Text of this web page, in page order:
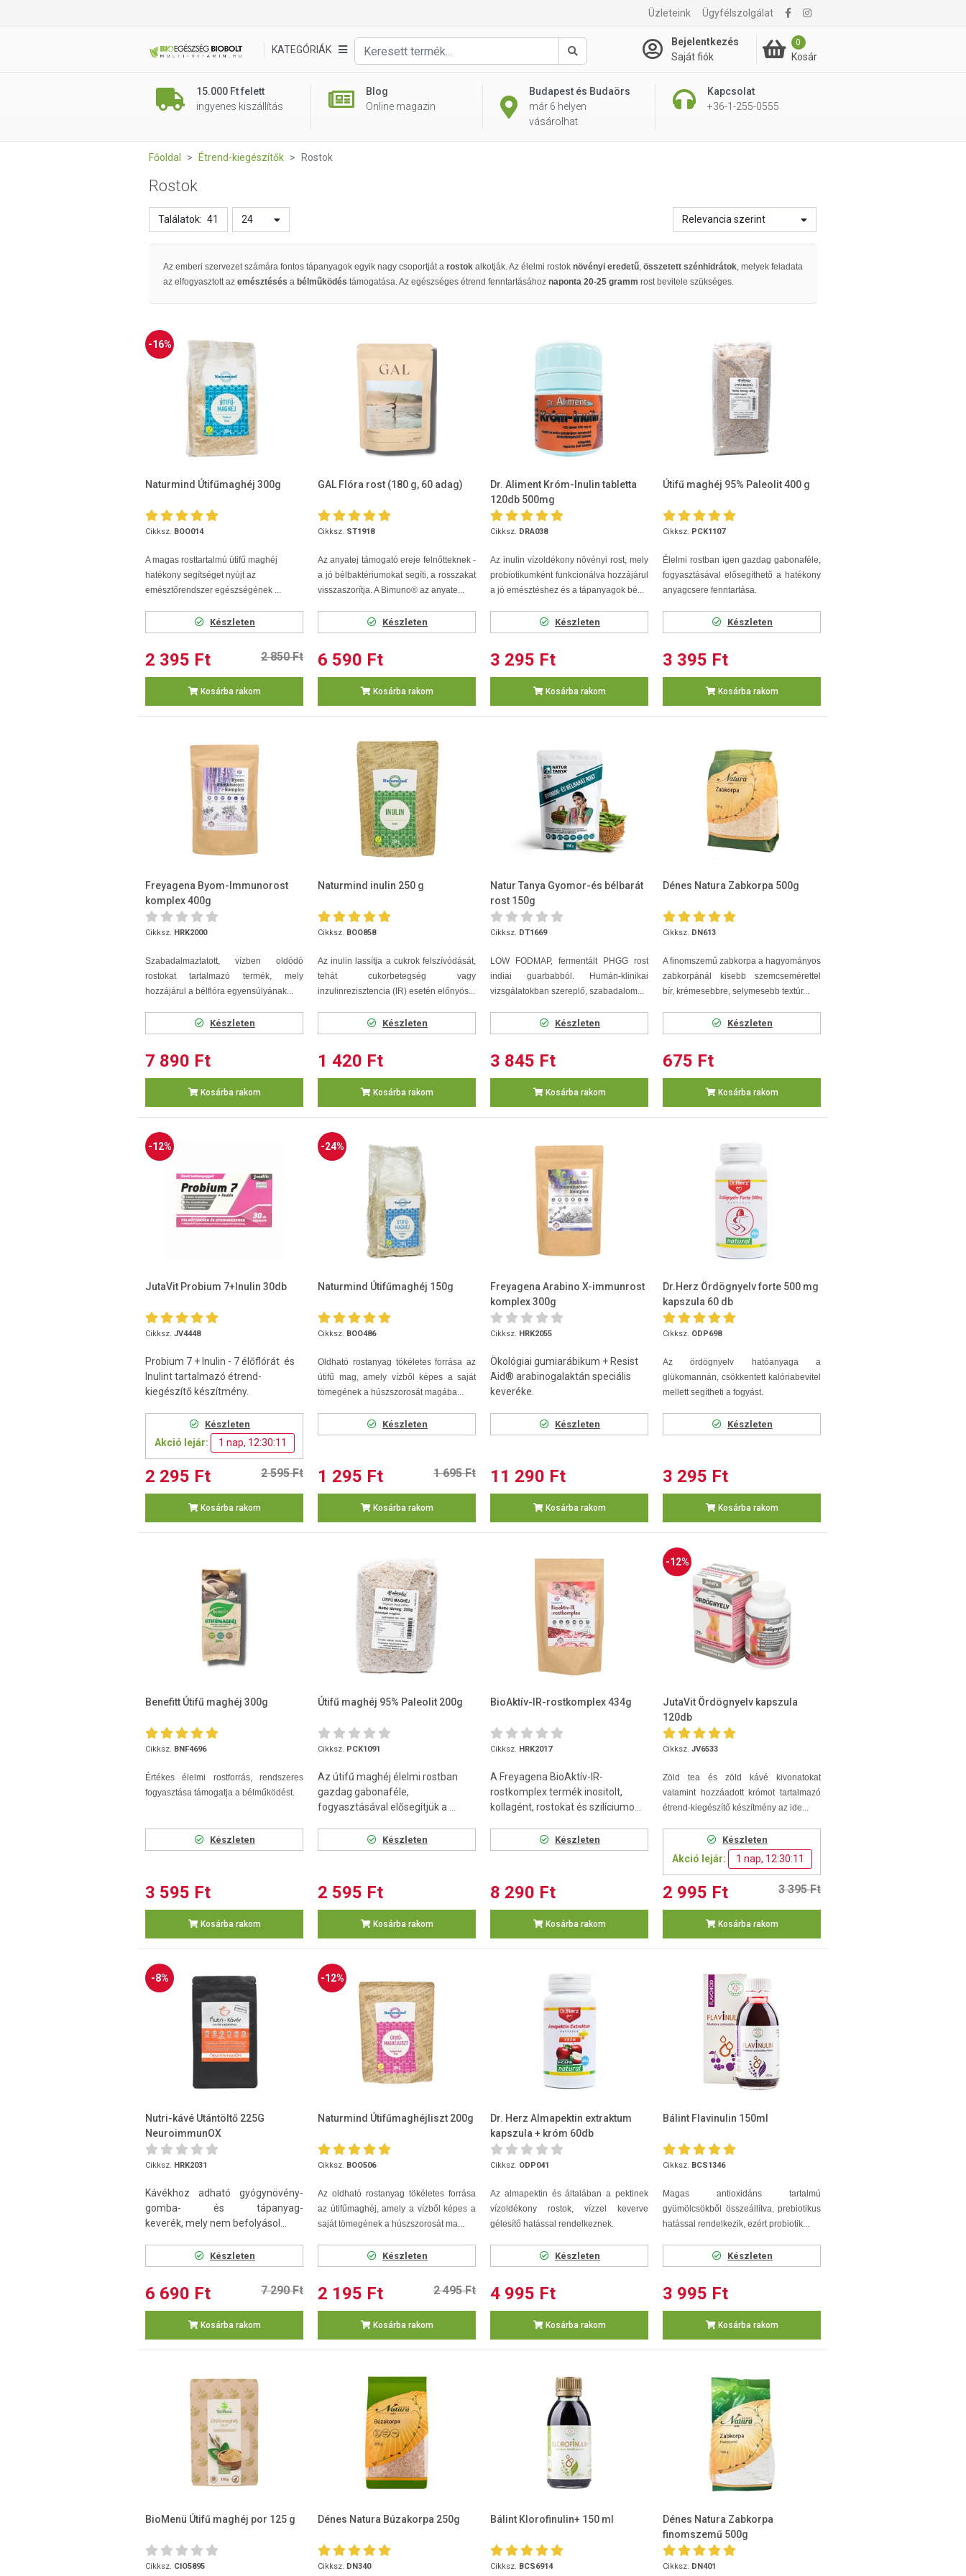
Üzleteink Ügyfélszolgálat
KATEGÓRIÁK
Keresés
Bejelentkezés
Saját fiók
0
Kosár
15.000 Ft felett
ingyenes kiszállítás
Blog
Online magazin
Budapest és Budaörs
már 6 helyen
vásárolhat
Kapcsolat
+36-1-255-0555
Főoldal Étrend-kiegészítők Rostok
Rostok
Találatok: 41 24 Relevancia szerint
Az emberi szervezet számára fontos tápanyagok egyik nagy csoportját a rostok alkotják. Az élelmi rostok növényi eredetű, összetett szénhidrátok, melyek feladata
az elfogyasztott az emésztésés a bélműködés támogatása. Az egészséges étrend fenntartásához naponta 20-25 gramm rost bevitele szükséges.
-16%
Naturmind Útifűmaghéj 300g
Cikksz. BOO014
A magas rosttartalmú útifű maghéj
hatékony segítséget nyújt az
emésztőrendszer egészségének ...
Készleten
2 395 Ft 2 850 Ft
Kosárba rakom
GAL Flóra rost (180 g, 60 adag)
Cikksz. ST1918
Az anyatej támogató ereje felnőtteknek -
a jó bélbaktériumokat segíti, a rosszakat
visszaszorítja. A Bimuno® az anyate...
Készleten
6 590 Ft
Kosárba rakom
Dr. Aliment Króm-Inulin tabletta
120db 500mg
Cikksz. DRA038
Az inulin vízoldékony növényi rost, mely
probiotikumként funkcionálva hozzájárul
a jó emésztéshez és a tápanyagok bé...
Készleten
3 295 Ft
Kosárba rakom
Útifű maghéj 95% Paleolit 400 g
Cikksz. PCK1107
Élelmi rostban igen gazdag gabonaféle,
fogyasztásával elősegíthető a hatékony
anyagcsere fenntartása.
Készleten
3 395 Ft
Kosárba rakom
Freyagena Byom-Immunorost
komplex 400g
Cikksz. HRK2000
Szabadalmaztatott, vízben oldódó
rostokat tartalmazó termék, mely
hozzájárul a bélflóra egyensúlyának...
Készleten
7 890 Ft
Kosárba rakom
Naturmind inulin 250 g
Cikksz. BOO858
Az inulin lassítja a cukrok felszívódását,
tehát cukorbetegség vagy
inzulinrezisztencia (IR) esetén előnyös...
Készleten
1 420 Ft
Kosárba rakom
Natur Tanya Gyomor-és bélbarát
rost 150g
Cikksz. DT1669
LOW FODMAP, fermentált PHGG rost
indiai guarbabból. Humán-klinikai
vizsgálatokban szereplő, szabadalom...
Készleten
3 845 Ft
Kosárba rakom
Dénes Natura Zabkorpa 500g
Cikksz. DN613
A finomszemű zabkorpa a hagyományos
zabkorpánál kisebb szemcsemérettel
bír, krémesebbre, selymesebb textúr...
Készleten
675 Ft
Kosárba rakom
-12%
JutaVit Probium 7+Inulin 30db
Cikksz. JV4448
Probium 7 + Inulin - 7 élőflórát és
Inulint tartalmazó étrend-
kiegészítő készítmény.
Készleten
Akció lejár: 1 nap, 12:30:10
2 295 Ft 2 595 Ft
Kosárba rakom
-24%
Naturmind Útifűmaghéj 150g
Cikksz. BOO486
Oldható rostanyag tökéletes forrása az
útifű mag, amely vízből képes a saját
tömegének a húszszorosát magába...
Készleten
1 295 Ft 1 695 Ft
Kosárba rakom
Freyagena Arabino X-immunrost
komplex 300g
Cikksz. HRK2055
Ökológiai gumiarábikum + Resist
Aid® arabinogalaktán speciális
keveréke.
Készleten
11 290 Ft
Kosárba rakom
Dr.Herz Ördögnyelv forte 500 mg
kapszula 60 db
Cikksz. ODP698
Az ördögnyelv hatóanyaga a
glükomannán, csökkentett kalóriabevitel
mellett segítheti a fogyást.
Készleten
3 295 Ft
Kosárba rakom
Benefitt Útifű maghéj 300g
Cikksz. BNF4696
Értékes élelmi rostforrás, rendszeres
fogyasztása támogatja a bélműködést.
Készleten
3 595 Ft
Kosárba rakom
Útifű maghéj 95% Paleolit 200g
Cikksz. PCK1091
Az útifű maghéj élelmi rostban
gazdag gabonaféle,
fogyasztásával elősegítjük a ...
Készleten
2 595 Ft
Kosárba rakom
BioAktív-IR-rostkomplex 434g
Cikksz. HRK2017
A Freyagena BioAktív-IR-
rostkomplex termék inositolt,
kollagént, rostokat és szilíciumo...
Készleten
8 290 Ft
Kosárba rakom
-12%
JutaVit Ördögnyelv kapszula
120db
Cikksz. JV6533
Zöld tea és zöld kávé kivonatokat
valamint hozzáadott krómot tartalmazó
étrend-kiegészítő készítmény az ide...
Készleten
Akció lejár: 1 nap, 12:30:10
2 995 Ft 3 395 Ft
Kosárba rakom
-8%
Nutri-kávé Utántöltő 225G
NeuroimmunOX
Cikksz. HRK2031
Kávékhoz adható gyógynövény-
gomba- és tápanyag-
keverék, mely nem befolyásol...
Készleten
6 690 Ft 7 290 Ft
Kosárba rakom
-12%
Naturmind Útifűmaghéjliszt 200g
Cikksz. BOO506
Az oldható rostanyag tökéletes forrása
az útifűmaghéj, amely a vízből képes a
saját tömegének a húszszorosát ma...
Készleten
2 195 Ft 2 495 Ft
Kosárba rakom
Dr. Herz Almapektin extraktum
kapszula + króm 60db
Cikksz. ODP041
Az almapektin és általában a pektinek
vízoldékony rostok, vízzel keverve
gélesítő hatással rendelkeznek.
Készleten
4 995 Ft
Kosárba rakom
Bálint Flavinulin 150ml
Cikksz. BCS1346
Magas antioxidáns tartalmú
gyümölcsökből összeállítva, prebiotikus
hatással rendelkezik, ezért probiotik...
Készleten
3 995 Ft
Kosárba rakom
BioMenü Útifű maghéj por 125 g
Cikksz. CIO5895
Dénes Natura Búzakorpa 250g
Cikksz. DN340
Bálint Klorofinulin+ 150 ml
Cikksz. BCS6914
Dénes Natura Zabkorpa
finomszemű 500g
Cikksz. DN401